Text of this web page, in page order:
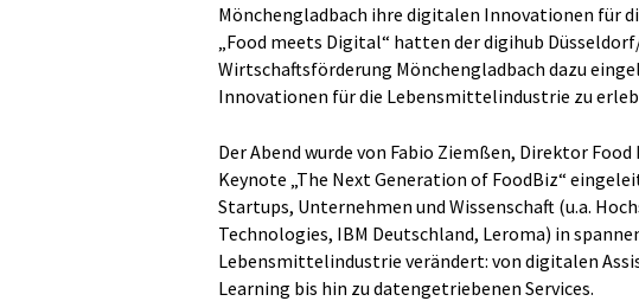
Mönchengladbach ihre digitalen Innovationen für
„Food meets Digital“ hatten der digihub
Wirtschaftsförderung Mönchengladbach dazu
Innovationen für die Lebensmittelindustrie zu
Der Abend wurde von Fabio Ziemßen, Direktor
Keynote „The Next Generation of FoodBiz“
Startups, Unternehmen und Wissenschaft (u.a.
Technologies, IBM Deutschland, Leroma) in
Lebensmittelindustrie verändert: von digitalen
Learning bis hin zu datengetriebenen Services.